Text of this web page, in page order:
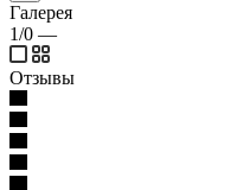
Галерея
1/0 —
Отзывы